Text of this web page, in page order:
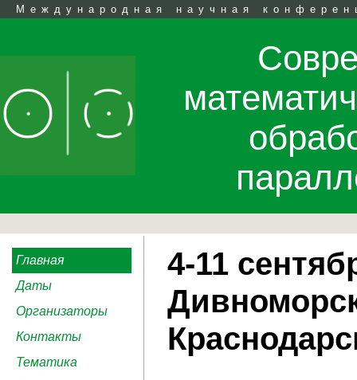
Международная научная
Главная
Даты
Организаторы
Контакты
Тематика
4-11